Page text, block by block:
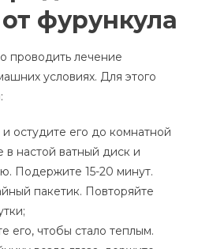
фурункула
проводить лечение
условиях. Для этого
остудите его до комнатной
в настой ватный диск и
Подержите 15-20 минут.
пакетик. Повторяйте
его, чтобы стало теплым.